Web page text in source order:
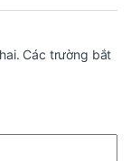
Các trường bắt